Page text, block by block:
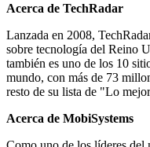
Acerca de TechRadar
Lanzada en 2008,
sobre tecnología del Reino
también es uno de los 10
mundo, con más de 73
resto de su lista de "Lo
Acerca de MobiSystems